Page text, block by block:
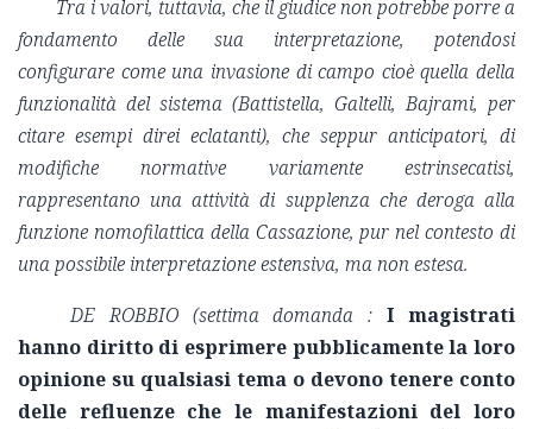
Tra i valori, tuttavia, che il giudice non potrebbe porre a
fondamento delle sua interpretazione, potendosi
configurare come una invasione di campo cioè quella della
funzionalità del sistema (Battistella, Galtelli, Bajrami, per
citare esempi direi eclatanti), che seppur anticipatori, di
modifiche normative variamente estrinsecatisi,
rappresentano una attività di supplenza che deroga alla
funzione nomofilattica della Cassazione, pur nel contesto di
una possibile interpretazione estensiva, ma non estesa.
DE ROBBIO (settima domanda : I magistrati
hanno diritto di esprimere pubblicamente la loro
opinione su qualsiasi tema o devono tenere conto
delle refluenze che le manifestazioni del loro